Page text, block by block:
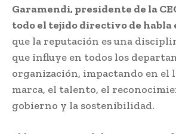
Garamendi, presidente de la
todo el tejido directivo de habla
que la reputación es una
que influye en todos los
organización, impactando en el
marca, el talento, el
gobierno y la sostenibilidad.